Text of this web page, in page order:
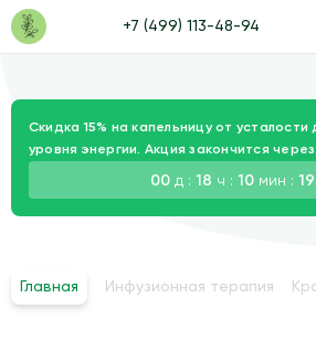
+7 (499) 113-48-94
Скидка 15% на капельницу от
уровня энергии. Акция закончится через:
00д : 18 ч : 10мин : 19
Главная Инфузионная терапия